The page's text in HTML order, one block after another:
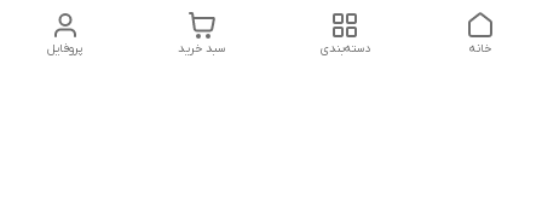
پروفایل سبد خرید دسته‌بندی خانه